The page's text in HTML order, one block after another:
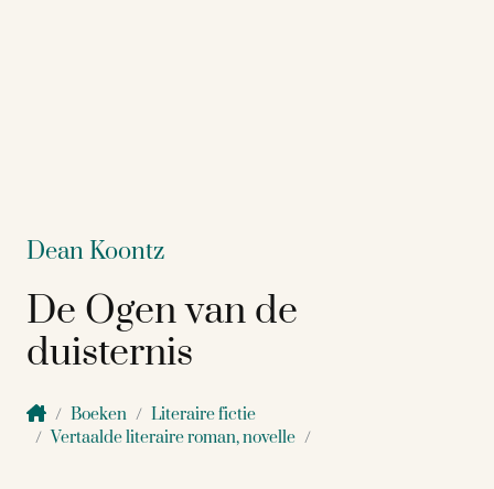
Dean Koontz
De Ogen van de
duisternis
Boeken
Literaire fictie
Vertaalde literaire roman, novelle